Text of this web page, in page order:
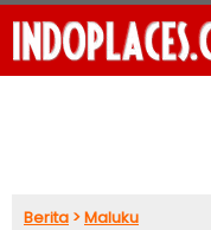
Berita >Maluku